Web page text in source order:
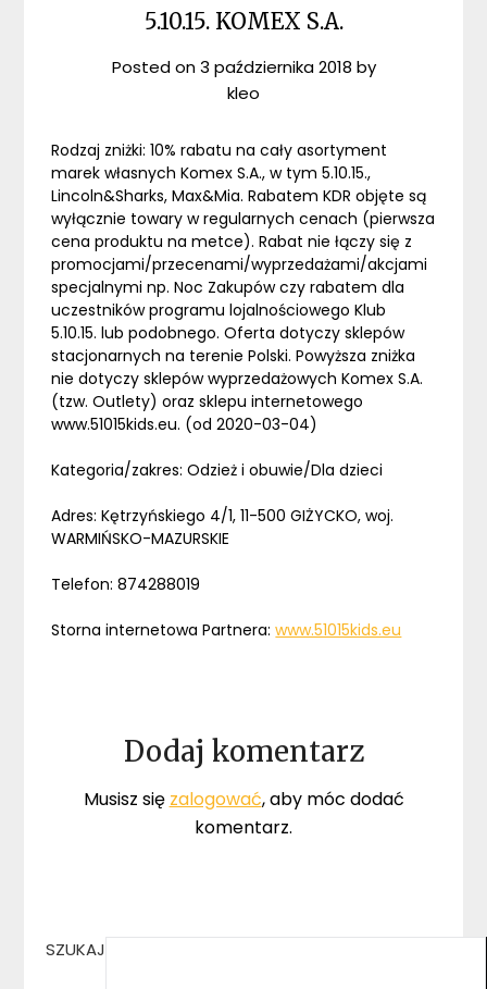
5.10.15. KOMEX S.A.
Posted on3 października 2018 by
kleo
Rodzaj zniżki: 10% rabatu na cały asortyment
marek własnych Komex S.A., w tym 5.10.15.,
Lincoln&Sharks, Max&Mia. Rabatem KDR objęte są
wyłącznie towary w regularnych cenach (pierwsza
cena produktu na metce). Rabat nie łączy się z
promocjami/przecenami/wyprzedażami/akcjami
specjalnymi np. Noc Zakupów czy rabatem dla
uczestników programu lojalnościowego Klub
5.10.15. lub podobnego. Oferta dotyczy sklepów
stacjonarnych na terenie Polski. Powyższa zniżka
nie dotyczy sklepów wyprzedażowych Komex S.A.
(tzw. Outlety) oraz sklepu internetowego
www.51015kids.eu. (od 2020-03-04)
Kategoria/zakres: Odzież i obuwie/Dla dzieci
Adres: Kętrzyńskiego 4/1, 11-500 GIŻYCKO, woj.
WARMIŃSKO-MAZURSKIE
Telefon: 874288019
Storna internetowa Partnera:www.51015kids.eu
Dodaj komentarz
Musisz się zalogować, aby móc dodać
komentarz.
SZUKAJ